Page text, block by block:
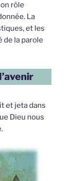
rôle
La
et les
de la parole
et jeta dans
Dieu nous